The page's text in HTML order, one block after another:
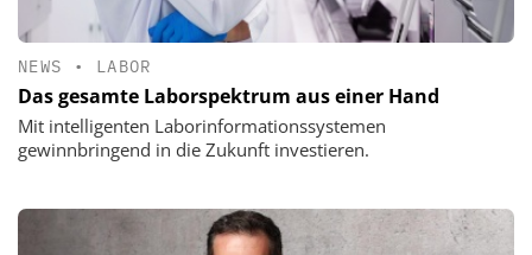
NEWS • LABOR
Das gesamte Laborspektrum aus einer Hand
Mit intelligenten Laborinformationssystemen
gewinnbringend in die Zukunft investieren.